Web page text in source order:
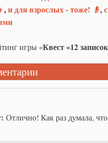
,и для взрослых - тоже! 👴,
игры «Квест «12
Отлично! Как раз думала,